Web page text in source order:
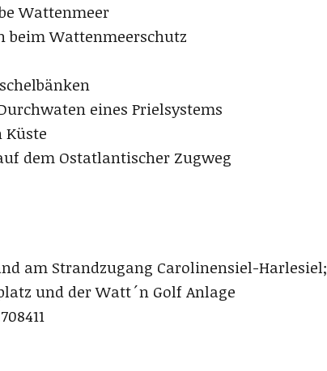
Wattenmeer
beim Wattenmeerschutz
eines Prielsystems
Küste
dem Ostatlantischer Zugweg
am Strandzugang Carolinensiel-Harlesiel;
und der Watt´n Golf Anlage